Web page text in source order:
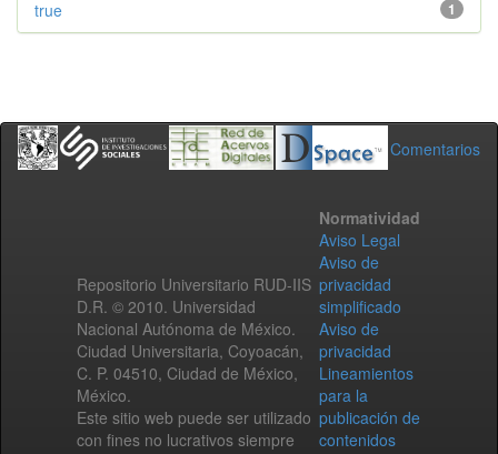
1
true
Comentarios
Repositorio Universitario RUD-IIS
D.R. © 2010. Universidad
Nacional Autónoma de México.
Ciudad Universitaria, Coyoacán,
C. P. 04510, Ciudad de México,
México.
Este sitio web puede ser utilizado
con fines no lucrativos siempre
Normatividad
Aviso Legal
Aviso de
privacidad
simplificado
Aviso de
privacidad
Lineamientos
para la
publicación de
contenidos